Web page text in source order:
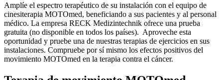
Amplíe el espectro terapéutico de su instalación con el equipo de
cinesiterapia MOTOmed, beneficiando a sus pacientes y al personal
médico. La empresa RECK Medizintechnik ofrece una prueba
gratuita (no disponible en todos los países). Aproveche esta
oportunidad y pruebe una de nuestras terapias de ejercicios en sus
instalaciones. Compruebe por sí mismo los efectos positivos del
movimiento MOTOmed en la terapia contra el cáncer.